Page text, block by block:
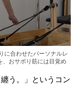
に合わせたパーソナルレ
、おサボり筋には目覚め
う。」というコン